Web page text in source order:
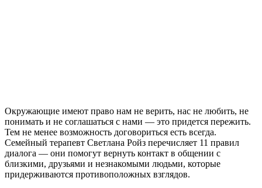
Окружающие имеют право нам не верить, нас не любить, не
понимать и не соглашаться с нами — это придется пережить.
Тем не менее возможность договориться есть всегда.
Семейный терапевт Светлана Ройз перечисляет 11 правил
диалога — они помогут вернуть контакт в общении с
близкими, друзьями и незнакомыми людьми, которые
придерживаются противоположных взглядов.